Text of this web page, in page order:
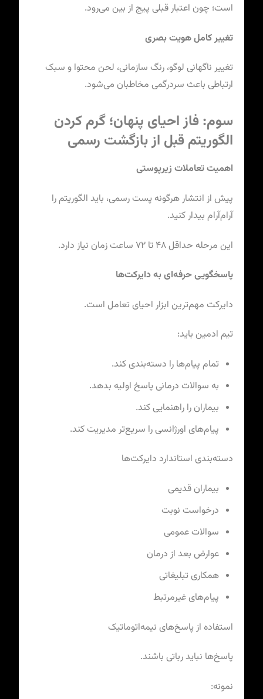
است؛ چون اعتبار قبلی پیج از بین می‌رود.
تغییر کامل هویت بصری
تغییر ناگهانی لوگو، رنگ سازمانی، لحن محتوا و سبک
ارتباطی باعث سردرگمی مخاطبان می‌شود.
سوم: فاز احیای پنهان؛ گرم کردن
الگوریتم قبل از بازگشت رسمی
اهمیت تعاملات زیرپوستی
پیش از انتشار هرگونه پست رسمی، باید الگوریتم را
آرام‌آرام بیدار کنید.
این مرحله حداقل ۴۸ تا ۷۲ ساعت زمان نیاز دارد.
پاسخگویی حرفه‌ای به دایرکت‌ها
دایرکت مهم‌ترین ابزار احیای تعامل است.
تیم ادمین باید:
تمام پیام‌ها را دسته‌بندی کند.
به سوالات درمانی پاسخ اولیه بدهد.
بیماران را راهنمایی کند.
پیام‌های اورژانسی را سریع‌تر مدیریت کند.
دسته‌بندی استاندارد دایرکت‌ها
بیماران قدیمی
درخواست نوبت
سوالات عمومی
عوارض بعد از درمان
همکاری تبلیغاتی
پیام‌های غیرمرتبط
استفاده از پاسخ‌های نیمه‌اتوماتیک
پاسخ‌ها نباید رباتی باشند.
نمونه: